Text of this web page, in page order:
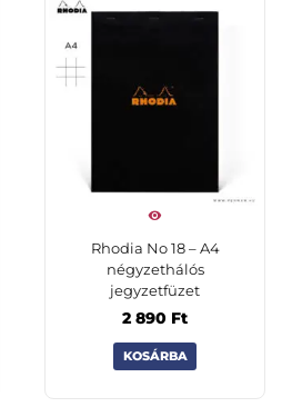
Rhodia No 18 – A4
négyzethálós
jegyzetfüzet
2 890 Ft
KOSÁRBA